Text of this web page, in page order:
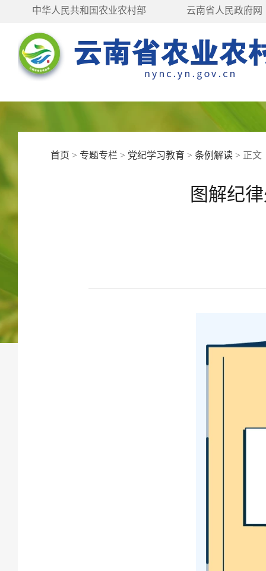
中华人民共和国农业农村部 云南省人民政府网
首页 > 专题专栏 > 党纪学习教育 >条例解读 > 正文
图解纪